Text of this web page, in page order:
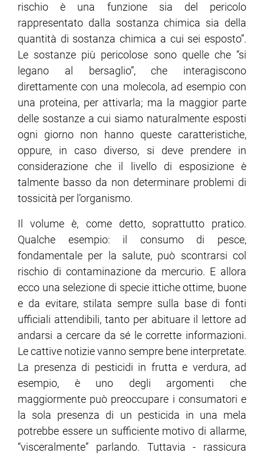
rischio è una funzione sia del pericolo
rappresentato dalla sostanza chimica sia della
quantità di sostanza chimica a cui sei esposto”.
Le sostanze più pericolose sono quelle che “si
legano al bersaglio”, che interagiscono
direttamente con una molecola, ad esempio con
una proteina, per attivarla; ma la maggior parte
delle sostanze a cui siamo naturalmente esposti
ogni giorno non hanno queste caratteristiche,
oppure, in caso diverso, si deve prendere in
considerazione che il livello di esposizione è
talmente basso da non determinare problemi di
tossicità per l’organismo.
Il volume è, come detto, soprattutto pratico.
Qualche esempio: il consumo di pesce,
fondamentale per la salute, può scontrarsi col
rischio di contaminazione da mercurio. E allora
ecco una selezione di specie ittiche ottime, buone
e da evitare, stilata sempre sulla base di fonti
ufficiali attendibili, tanto per abituare il lettore ad
andarsi a cercare da sé le corrette informazioni.
Le cattive notizie vanno sempre bene interpretate.
La presenza di pesticidi in frutta e verdura, ad
esempio, è uno degli argomenti che
maggiormente può preoccupare i consumatori e
la sola presenza di un pesticida in una mela
potrebbe essere un sufficiente motivo di allarme,
“visceralmente” parlando. Tuttavia - rassicura